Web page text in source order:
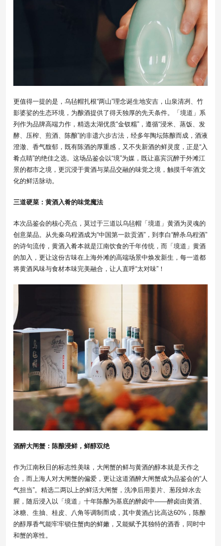
更值得一提的是，乌毡帽扎根“两山”理念诞生地安吉，山泉清冽、竹
影婆娑的生态环境，为酿酒提供了得天独厚的先天条件。「境道」系
列作为品牌高端力作，精选太湖优质“金钗糯”，遵循“浸米、蒸饭、发
酵、压榨、煎酒、陈酿”的非遗六步古法，经多年陶坛陈酿而成，酒液
澄澈、香气馥郁，既有陈酒的厚重感，又不失新酒的鲜灵度，正是“入
肴点睛”的绝佳之选。这场品鉴会以“境”为媒，既让嘉宾沉醉于外滩江
景的都市之境，更沉浸于黄酒与菜品交融的味觉之境，触摸千年酒文
化的鲜活脉动。
三道硬菜：黄酒入肴的味觉魔法
本次品鉴会的核心亮点，莫过于三道以乌毡帽「境道」黄酒为灵魂的
创意菜品。从先秦乌程酒成为“中国第一款贡酒”，到李白“醉杀乌程酒”
的诗句流传，黄酒入肴本就是江南饮食的千年传统，而「境道」黄酒
的加入，更让这份古味在上海外滩的高端场景中焕发新生，每一道都
将黄酒风味与食材本味完美融合，让人直呼“太对味”！
酒醉大闸蟹：陈酿浸鲜，鲜醇双绝
作为江南秋日的标志性美味，大闸蟹的鲜与黄酒的醇本就是天作之
合，而上海人对大闸蟹的偏爱，更让这道酒醉大闸蟹成为品鉴会的“人
气担当”。精选二两以上的鲜活大闸蟹，洗净后用姜片、葱段焯水去
腥，随后浸入以「境道」十年陈酿为基底的醉卤中——醉卤由黄酒、
冰糖、生抽、桂皮、八角等调制而成，其中黄酒占比高达60%，陈酿
的醇厚香气能牢牢锁住蟹肉的鲜嫩，又能赋予其独特的酒香，同时中
和蟹的寒性。